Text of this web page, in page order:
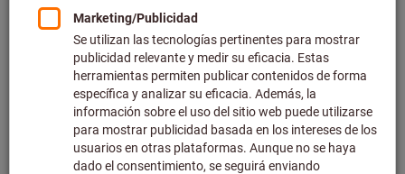
Añadir a la lista de deseos Compartir artículo
Catálogo electrónico